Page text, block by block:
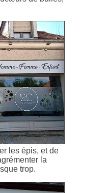
les épis, et de
la
trop.